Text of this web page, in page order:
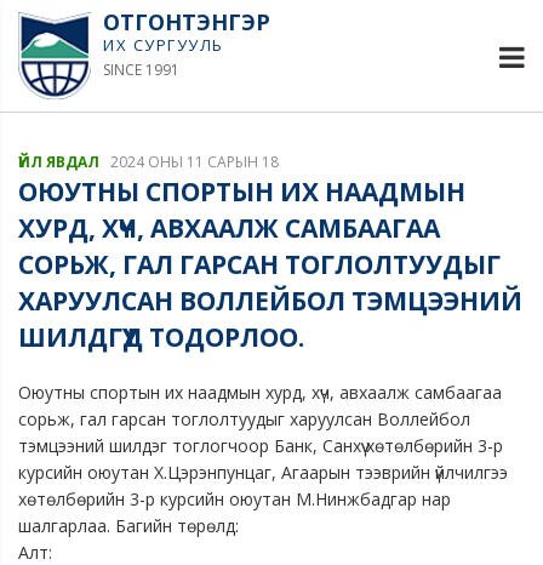
ОТГОНТЭНГЭР
ИХ СУРГУУЛЬ
SINCE 1991
ҮЙЛ ЯВДАЛ 2024 ОНЫ 11 САРЫН 18
ОЮУТНЫ СПОРТЫН ИХ НААДМЫН
ХУРД, ХҮЧ, АВХААЛЖ САМБААГАА
СОРЬЖ, ГАЛ ГАРСАН ТОГЛОЛТУУДЫГ
ХАРУУЛСАН ВОЛЛЕЙБОЛ ТЭМЦЭЭНИЙ
ШИЛДГҮҮД ТОДОРЛОО.
Оюутны спортын их наадмын хурд, хүч, авхаалж самбаагаа
сорьж, гал гарсан тоглолтуудыг харуулсан Воллейбол
тэмцээний шилдэг тоглогчоор Банк, Санхүү хөтөлбөрийн 3-р
курсийн оюутан Х.Цэрэнпунцаг, Агаарын тээврийн үйлчилгээ
хөтөлбөрийн 3-р курсийн оюутан М.Нинжбадгар нар
шалгарлаа. Багийн төрөлд:
Алт: